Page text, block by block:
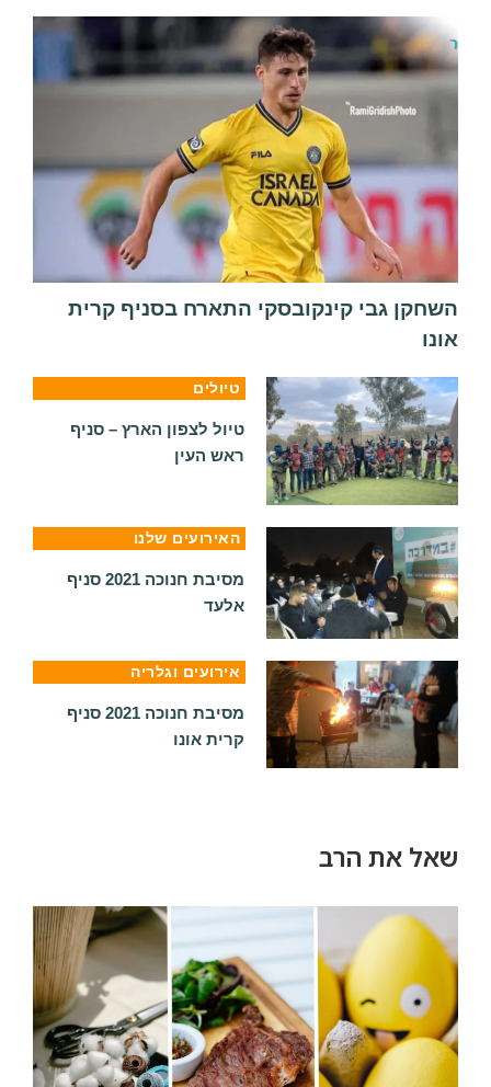
גבי קינקובסקי התארח בסניף קרית
טיולים
טיול לצפון הארץ – סניף
ראש העין
האירועים שלנו
מסיבת חנוכה 2021 סניף
אלעד
אירועים וגלריה
מסיבת חנוכה 2021 סניף
קרית אונו
את הרב